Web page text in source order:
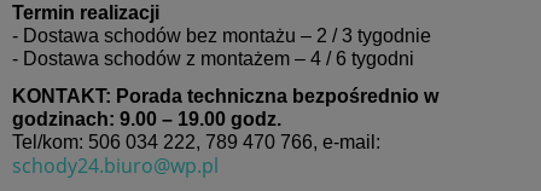
Termin realizacji
- Dostawa schodów bez montażu – 2 / 3 tygodnie
- Dostawa schodów z montażem – 4 / 6 tygodni
KONTAKT: Porada techniczna bezpośrednio w
godzinach: 9.00 – 19.00 godz.
Tel/kom: 506 034 222, 789 470 766, e-mail:
schody24.biuro@wp.pl